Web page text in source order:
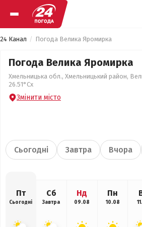
24 Канал Погода Велика Яромирка
Погода Велика Яромирка
Хмельницька обл., Хмельницький район,
26.51°Сх
Змінити місто
Сьогодні Завтра Вчора
Пт
Сьогодні
Сб
Завтра
Нд
09.08
Пн
10.08